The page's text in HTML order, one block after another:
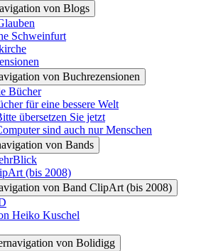
von Blogs
Schweinfurt
von Buchrezensionen
Bücher
für eine bessere Welt
übersetzen Sie jetzt
sind auch nur Menschen
von Bands
(bis 2008)
von Band ClipArt (bis 2008)
Heiko Kuschel
von Bolidigg